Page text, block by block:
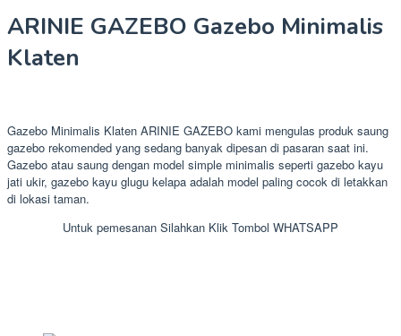
ARINIE GAZEBO Gazebo Minimalis
Klaten
Gazebo Minimalis Klaten ARINIE GAZEBO kami mengulas produk saung
gazebo rekomended yang sedang banyak dipesan di pasaran saat ini.
Gazebo atau saung dengan model simple minimalis seperti gazebo kayu
jati ukir, gazebo kayu glugu kelapa adalah model paling cocok di letakkan
di lokasi taman.
Untuk pemesanan Silahkan Klik Tombol WHATSAPP